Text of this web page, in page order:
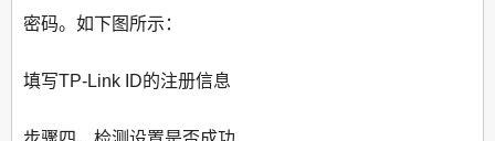
密码。如下图所示：
填写TP-Link ID的注册信息